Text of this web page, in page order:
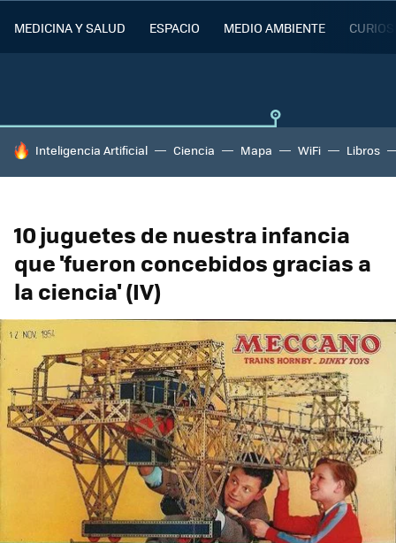
MEDICINA Y SALUD ESPACIO MEDIO AMBIENTE
HOY SE HABLA DE
Inteligencia Artificial Ciencia Mapa WiFi Libros
10 juguetes de nuestra infancia
que 'fueron concebidos gracias a
la ciencia' (IV)